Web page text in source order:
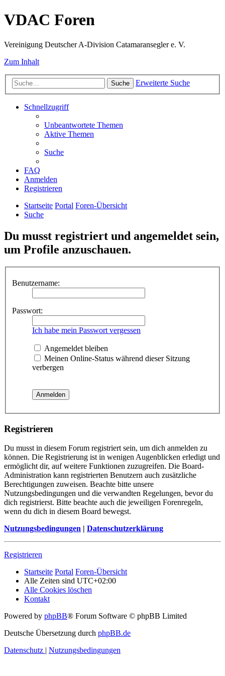
VDAC Foren
Vereinigung Deutscher A-Division Catamaransegler e. V.
Zum Inhalt
Suche Erweiterte Suche
Schnellzugriff
Unbeantwortete Themen
Aktive Themen
Suche
FAQ
Anmelden
Registrieren
Startseite Portal Foren-Übersicht
Suche
Du musst registriert und angemeldet sein,
um Profile anzuschauen.
Benutzername:
Passwort:
Ich habe mein Passwort vergessen
Angemeldet bleiben
Meinen Online-Status während dieser Sitzung
verbergen
Registrieren
Du musst in diesem Forum registriert sein, um dich anmelden zu
können. Die Registrierung ist in wenigen Augenblicken erledigt und
ermöglicht dir, auf weitere Funktionen zuzugreifen. Die Board-
Administration kann registrierten Benutzern auch zusätzliche
Berechtigungen zuweisen. Beachte bitte unsere
Nutzungsbedingungen und die verwandten Regelungen, bevor du
dich registrierst. Bitte beachte auch die jeweiligen Forenregeln,
wenn du dich in diesem Board bewegst.
Nutzungsbedingungen | Datenschutzerklärung
Registrieren
Startseite Portal Foren-Übersicht
Alle Zeiten sind UTC+02:00
Alle Cookies löschen
Kontakt
Powered by phpBB® Forum Software © phpBB Limited
Deutsche Übersetzung durch phpBB.de
Datenschutz | Nutzungsbedingungen